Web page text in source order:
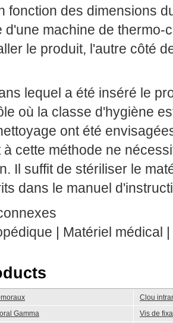
fonction des dimensions
d'une machine de thermo-
le produit, l'autre côté
lequel a été inséré le
où la classe d'hygiène
ont été
à cette méthode ne
Il suffit de stériliser le
dans le manuel
| Matériel médical
Clou
Gamma
Vis de